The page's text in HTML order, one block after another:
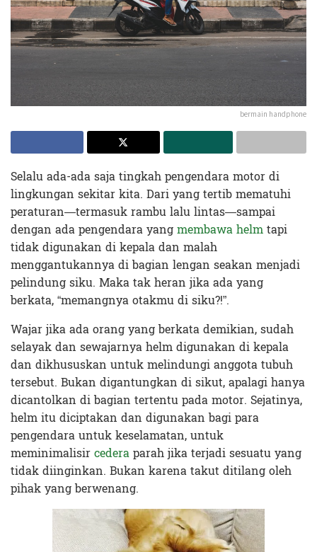
bermain handphone
Selalu ada-ada saja tingkah pengendara motor di
lingkungan sekitar kita. Dari yang tertib mematuhi
peraturan—termasuk rambu lalu lintas—sampai
dengan ada pengendara yangmembawa helmtapi
tidak digunakan di kepala dan malah
menggantukannya di bagian lengan seakan menjadi
pelindung siku. Maka tak heran jika ada yang
berkata, “memangnya otakmu di siku?!”.
Wajar jika ada orang yang berkata demikian, sudah
selayak dan sewajarnya helm digunakan di kepala
dan dikhususkan untuk melindungi anggota tubuh
tersebut. Bukan digantungkan di sikut, apalagi hanya
dicantolkan di bagian tertentu pada motor. Sejatinya,
helm itu diciptakan dan digunakan bagi para
pengendara untuk keselamatan, untuk
meminimalisircederaparah jika terjadi sesuatu yang
tidak diinginkan. Bukan karena takut ditilang oleh
pihak yang berwenang.